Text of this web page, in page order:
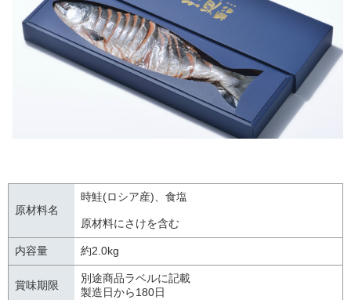
原材料名
時鮭(ロシア産)、食塩
原材料にさけを含む
内容量 約2.0kg
賞味期限
別途商品ラベルに記載
製造日から180日